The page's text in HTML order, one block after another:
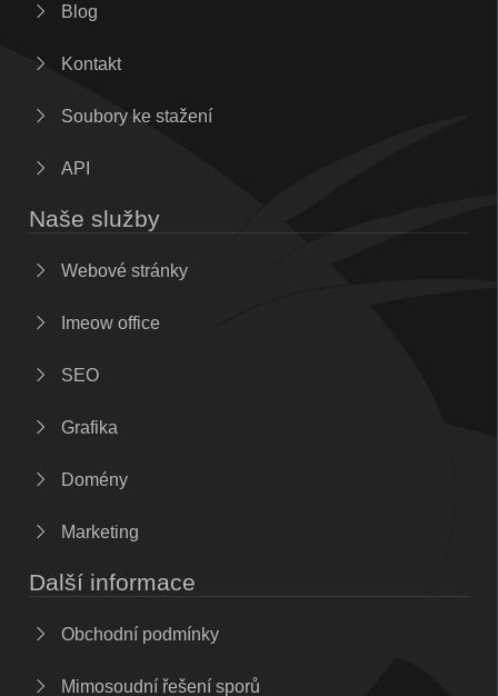
Blog
Kontakt
Soubory ke stažení
API
Naše služby
Webové stránky
Imeow office
SEO
Grafika
Domény
Marketing
Další informace
Obchodní podmínky
Mimosoudní řešení sporů